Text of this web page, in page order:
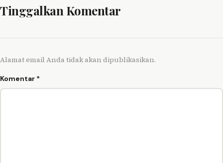
Tinggalkan Komentar
Alamat email Anda tidak akan dipublikasikan.
Komentar *